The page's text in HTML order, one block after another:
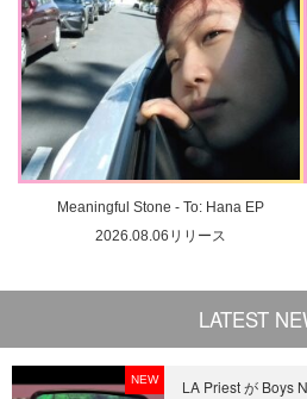
Meaningful Stone - To: Hana EP
2026.08.06リリース
LATEST
NEW
LA Priest が Boys